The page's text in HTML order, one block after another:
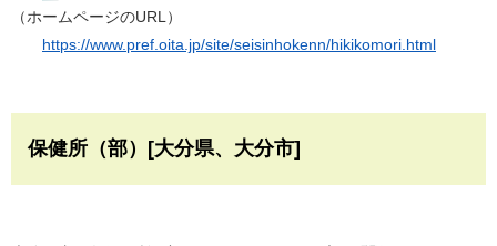
（ホームページのURL）
https://www.pref.oita.jp/site/seisinhokenn/hikikomori.html
保健所（部）[大分県、大分市]